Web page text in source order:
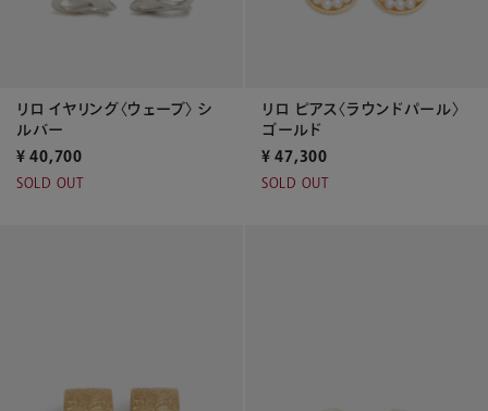
リロ イヤリング〈ウェーブ〉 シ
ルバー
¥ 40,700
SOLD OUT
リロ ピアス〈ラウンドパール〉
ゴールド
¥ 47,300
SOLD OUT